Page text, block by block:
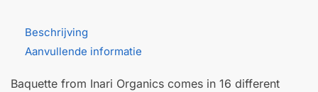
Beschrijving
Aanvullende informatie
Baquette from Inari Organics comes in 16 different